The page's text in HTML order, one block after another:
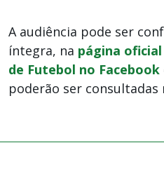
A audiência pode ser
íntegra, na página oficial
de Futebol no Facebook
poderão ser consultadas